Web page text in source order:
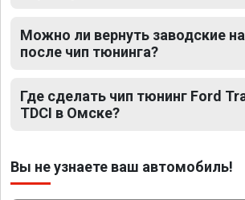
Можно ли вернуть заводские
после чип тюнинга?
Где сделать чип тюнинг Ford
TDCI в Омске?
Вы не узнаете ваш автомобиль!